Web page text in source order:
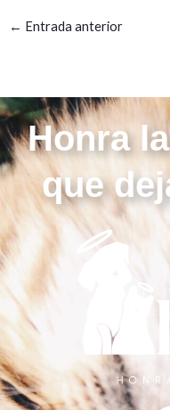
← Entrada anterior
Honra
que